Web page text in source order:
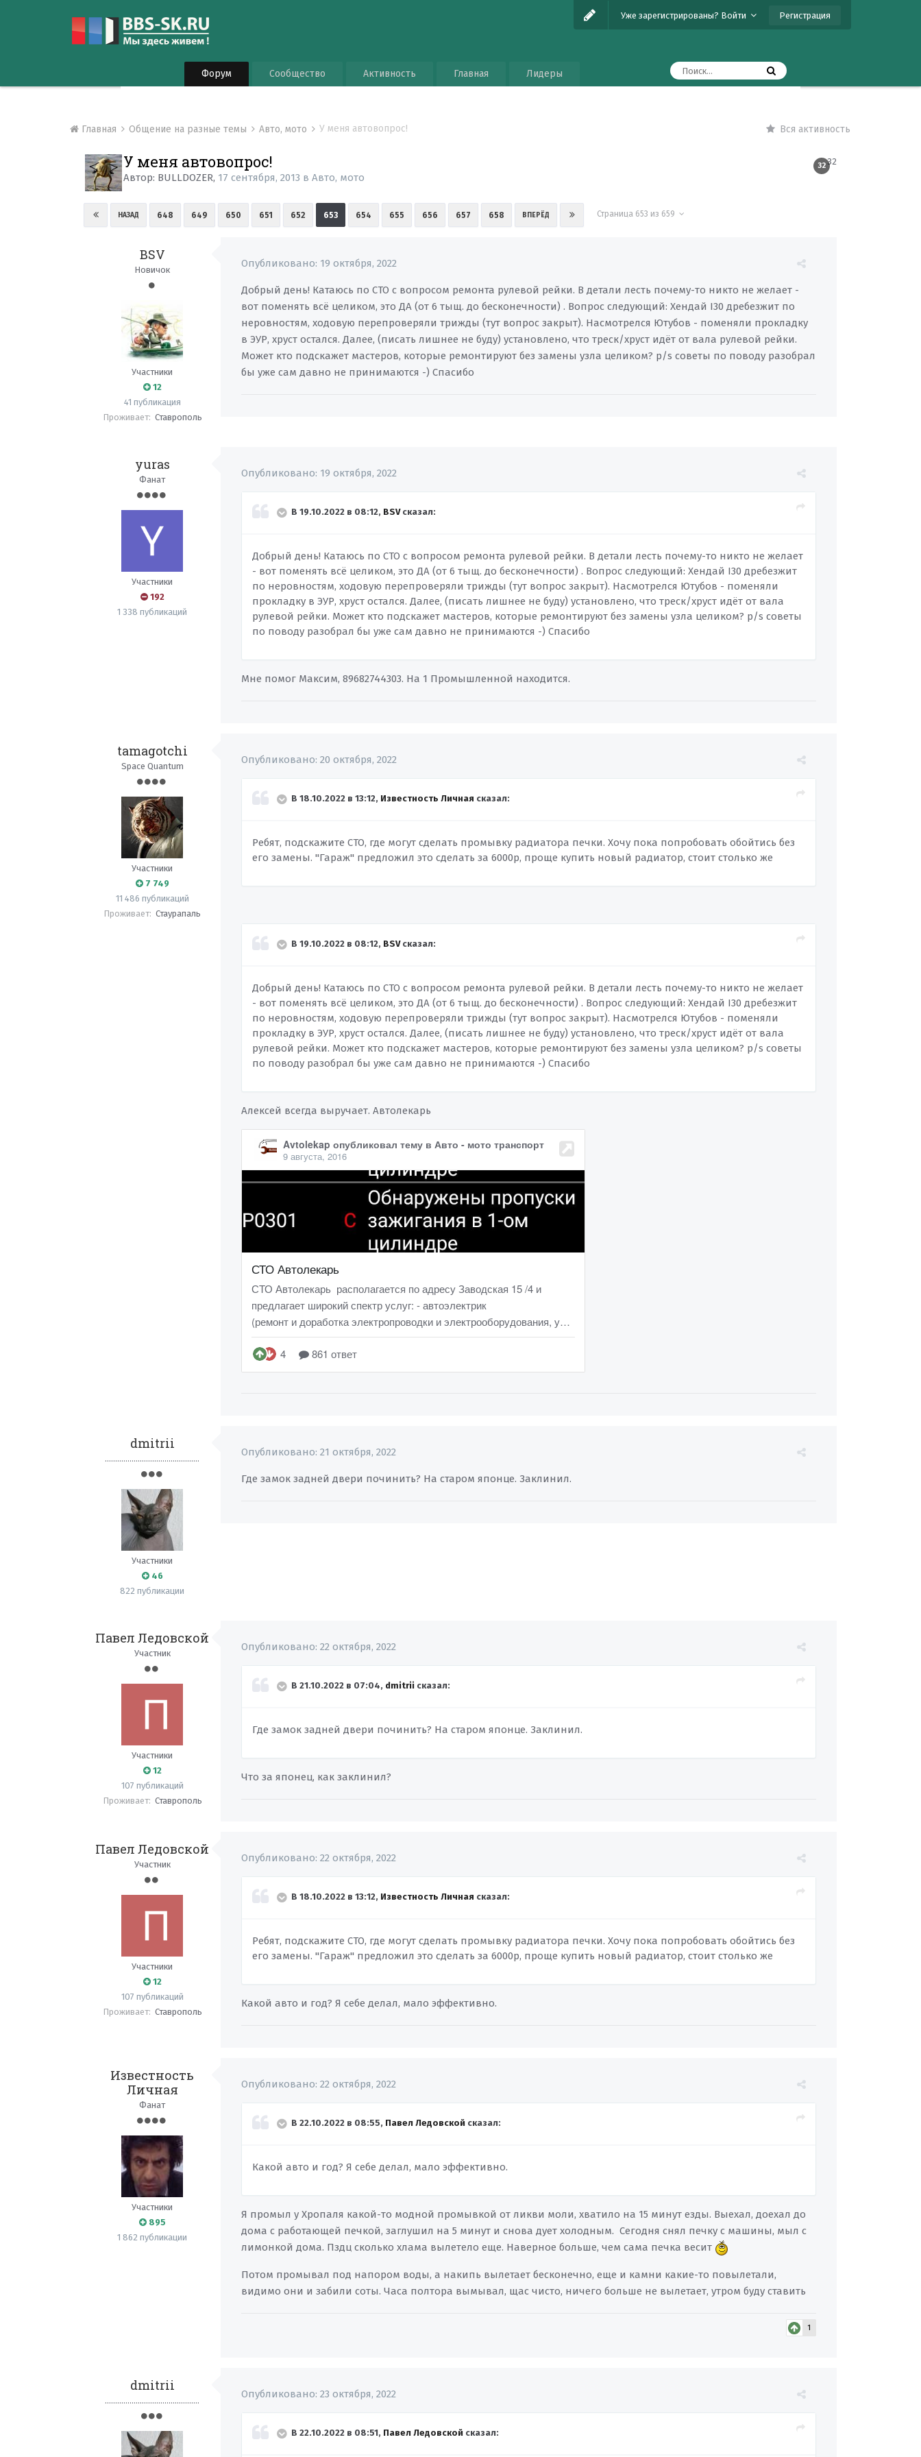
Уже зарегистрированы? Войти Регистрация
Форум Сообщество Активность Главная Лидеры
Вся активность
Главная Общение на разные темы Авто, мото У меня автовопрос!
32
32
У меня автовопрос!
Автор: BULLDOZER, 17 сентября, 2013 вАвто, мото
НАЗАД 648 649 650 651 652 653 654 655 656 657 658 ВПЕРЁД Страница 653 из 659
BSV
Новичок
Участники
12
41 публикация
Проживает: Ставрополь
Опубликовано: 19 октября, 2022
Добрый день! Катаюсь по СТО с вопросом ремонта рулевой рейки. В детали лесть почему-то никто не желает -
вот поменять всё целиком, это ДА (от 6 тыщ. до бесконечности) . Вопрос следующий: Хендай I30 дребезжит по
неровностям, ходовую перепроверяли трижды (тут вопрос закрыт). Насмотрелся Ютубов - поменяли прокладку
в ЭУР, хруст остался. Далее, (писать лишнее не буду) установлено, что треск/хруст идёт от вала рулевой рейки.
Может кто подскажет мастеров, которые ремонтируют без замены узла целиком? p/s советы по поводу разобрал
бы уже сам давно не принимаются -) Спасибо
yuras
Фанат
Участники
192
1 338 публикаций
Опубликовано: 19 октября, 2022
В 19.10.2022 в 08:12, BSVсказал:
Добрый день! Катаюсь по СТО с вопросом ремонта рулевой рейки. В детали лесть почему-то никто не желает
- вот поменять всё целиком, это ДА (от 6 тыщ. до бесконечности) . Вопрос следующий: Хендай I30 дребезжит
по неровностям, ходовую перепроверяли трижды (тут вопрос закрыт). Насмотрелся Ютубов - поменяли
прокладку в ЭУР, хруст остался. Далее, (писать лишнее не буду) установлено, что треск/хруст идёт от вала
рулевой рейки. Может кто подскажет мастеров, которые ремонтируют без замены узла целиком? p/s советы
по поводу разобрал бы уже сам давно не принимаются -) Спасибо
Мне помог Максим, 89682744303. На 1 Промышленной находится.
tamagotchi
Space Quantum
Участники
7 749
11 486 публикаций
Проживает: Стаурапаль
Опубликовано:20 октября, 2022
В 18.10.2022 в 13:12, Известность Личная сказал:
Ребят, подскажите СТО, где могут сделать промывку радиатора печки. Хочу пока попробовать обойтись без
его замены. "Гараж" предложил это сделать за 6000р, проще купить новый радиатор, стоит столько же
В 19.10.2022 в 08:12, BSVсказал:
Добрый день! Катаюсь по СТО с вопросом ремонта рулевой рейки. В детали лесть почему-то никто не желает
- вот поменять всё целиком, это ДА (от 6 тыщ. до бесконечности) . Вопрос следующий: Хендай I30 дребезжит
по неровностям, ходовую перепроверяли трижды (тут вопрос закрыт). Насмотрелся Ютубов - поменяли
прокладку в ЭУР, хруст остался. Далее, (писать лишнее не буду) установлено, что треск/хруст идёт от вала
рулевой рейки. Может кто подскажет мастеров, которые ремонтируют без замены узла целиком? p/s советы
по поводу разобрал бы уже сам давно не принимаются -) Спасибо
Алексей всегда выручает. Автолекарь
dmitrii
..............................................
Участники
46
822 публикации
Опубликовано:21 октября, 2022
Где замок задней двери починить? На старом японце. Заклинил.
Павел Ледовской
Участник
Участники
12
107 публикаций
Проживает: Ставрополь
Опубликовано:22 октября, 2022
В 21.10.2022 в 07:04, dmitrii сказал:
Где замок задней двери починить? На старом японце. Заклинил.
Что за японец, как заклинил?
Павел Ледовской
Участник
Участники
12
107 публикаций
Проживает: Ставрополь
Опубликовано:22 октября, 2022
В 18.10.2022 в 13:12, Известность Личная сказал:
Ребят, подскажите СТО, где могут сделать промывку радиатора печки. Хочу пока попробовать обойтись без
его замены. "Гараж" предложил это сделать за 6000р, проще купить новый радиатор, стоит столько же
Какой авто и год? Я себе делал, мало эффективно.
Известность
Личная
Фанат
Участники
895
1 862 публикации
Опубликовано:22 октября, 2022
В 22.10.2022 в 08:55, Павел Ледовской сказал:
Какой авто и год? Я себе делал, мало эффективно.
Я промыл у Хропаля какой-то модной промывкой от ликви моли, хватило на 15 минут езды. Выехал, доехал до
дома с работающей печкой, заглушил на 5 минут и снова дует холодным. Сегодня снял печку с машины, мыл с
лимонкой дома. Пздц сколько хлама вылетело еще. Наверное больше, чем сама печка весит
Потом промывал под напором воды, а накипь вылетает бесконечно, еще и камни какие-то повылетали,
видимо они и забили соты. Часа полтора вымывал, щас чисто, ничего больше не вылетает, утром буду ставить
1
dmitrii
..............................................
Опубликовано:23 октября, 2022
В 22.10.2022 в 08:51, Павел Ледовской сказал: